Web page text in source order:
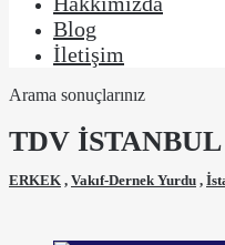
Blog
İletişim
Arama sonuçlarınız
TDV
ERKEK , Vakıf-Dernek Yurdu ,